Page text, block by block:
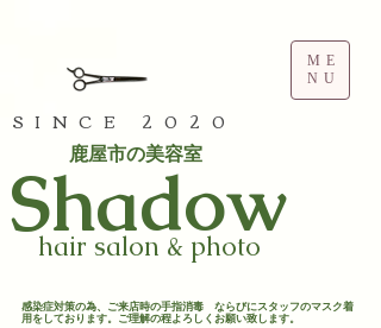
SINCE 2020
​Shadow
hair salon & photo
ME
NU
鹿屋市の美容室
​感染症対策の為、ご来店時の手指消毒 ならびにスタッフのマスク着
用をしております。ご理解の程よろしくお願い致します。​